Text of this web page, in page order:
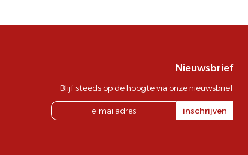
Nieuwsbrief
Blijf steeds op de hoogte via onze nieuwsbrief
inschrijven